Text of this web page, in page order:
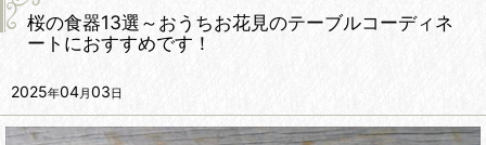
桜の食器13選～おうちお花見のテーブルコーディネ
ートにおすすめです！
2025年04月03日